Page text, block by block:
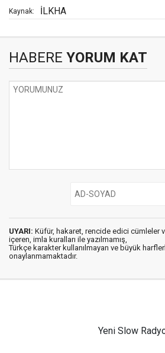
Kaynak: İLKHA
HABERE YORUM KAT
UYARI: Küfür, hakaret, rencide edici cümleler
içeren, imla kuralları ile yazılmamış,
Türkçe karakter kullanılmayan ve büyük
onaylanmamaktadır.
Yeni Slow